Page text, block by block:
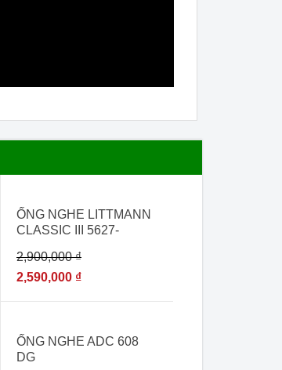
ỐNG NGHE LITTMANN
CLASSIC III 5627-
NGHE ĐA KHOA NHẬP
KHẨU]
2,900,000₫
2,590,000 ₫
ỐNG NGHE ADC 608
DG